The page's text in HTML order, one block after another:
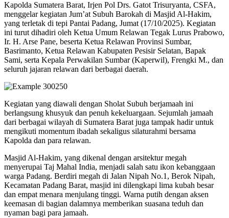
Kapolda Sumatera Barat, Irjen Pol Drs. Gatot Trisuryanta, CSFA,
menggelar kegiatan Jum’at Subuh Barokah di Masjid Al-Hakim,
yang terletak di tepi Pantai Padang, Jumat (17/10/2025). Kegiatan
ini turut dihadiri oleh Ketua Umum Relawan Tegak Lurus Prabowo,
Ir. H. Arse Pane, beserta Ketua Relawan Provinsi Sumbar,
Basrimanto, Ketua Relawan Kabupaten Pesisir Selatan, Bapak
Sami, serta Kepala Perwakilan Sumbar (Kaperwil), Frengki M., dan
seluruh jajaran relawan dari berbagai daerah.
Kegiatan yang diawali dengan Sholat Subuh berjamaah ini
berlangsung khusyuk dan penuh kekeluargaan. Sejumlah jamaah
dari berbagai wilayah di Sumatera Barat juga tampak hadir untuk
mengikuti momentum ibadah sekaligus silaturahmi bersama
Kapolda dan para relawan.
Masjid Al-Hakim, yang dikenal dengan arsitektur megah
menyerupai Taj Mahal India, menjadi salah satu ikon kebanggaan
warga Padang. Berdiri megah di Jalan Nipah No.1, Berok Nipah,
Kecamatan Padang Barat, masjid ini dilengkapi lima kubah besar
dan empat menara menjulang tinggi. Warna putih dengan aksen
keemasan di bagian dalamnya memberikan suasana teduh dan
nyaman bagi para jamaah.